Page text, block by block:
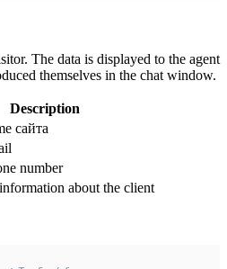
The data is displayed to the agent
themselves in the chat window.
Description
сайта
number
about the client